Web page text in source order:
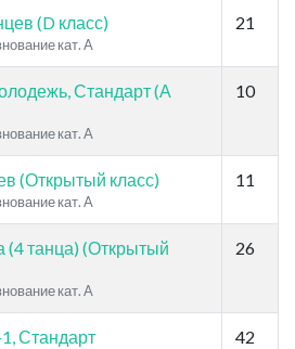
(D класс)
кат. A
21
Стандарт (А
кат. A
10
(Открытый класс)
кат. A
11
(4 танца) (Открытый
кат. A
26
Стандарт 42